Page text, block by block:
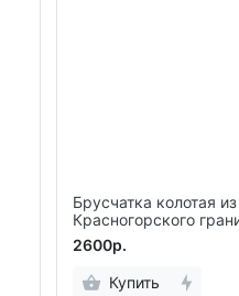
Брусчатка колотая из
Красногорского
2600р.
Купить